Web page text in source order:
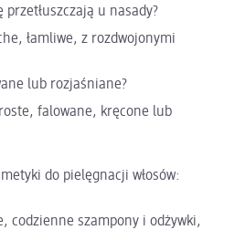
przetłuszczają u nasady?
łamliwe, z rozdwojonymi
lub rozjaśniane?
falowane, kręcone lub
do pielęgnacji włosów:
codzienne szampony i odżywki,